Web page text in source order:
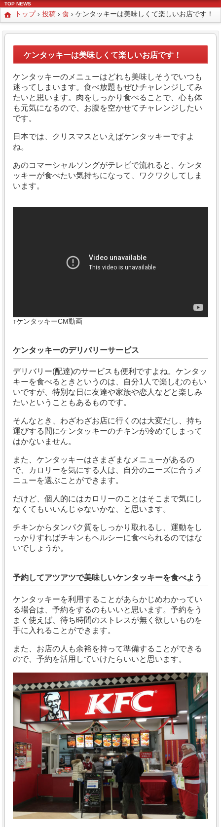
TOP NEWS
トップ› 投稿 › 食 › ケンタッキーは美味しくて楽しいお店です！
ケンタッキーは美味しくて楽しいお店です！
ケンタッキーのメニューはどれも美味しそうでいつも
迷ってしまいます。 食べ放題もぜひチャレンジしてみ
たいと思います。 肉をしっかり食べることで、心も体
も元気になるので、お腹を空かせてチャレンジしたい
です。
日本では、クリスマスといえばケンタッキーですよ
ね。
あのコマーシャルソングがテレビで流れると、ケンタ
ッキーが食べたい気持ちになって、ワクワクしてしま
います。
↑ケンタッキーCM動画
ケンタッキーのデリバリーサービス
デリバリー(配達)のサービスも便利ですよね。 ケンタッ
キーを食べるときというのは、自分1人で楽しむのもい
いですが、 特別な日に友達や家族や恋人などと楽しみ
たいということもあるものです。
そんなとき、わざわざお店に行くのは大変だし、持ち
運びする間にケンタッキーのチキンが冷めてしまって
はかないません。
また、ケンタッキーはさまざまなメニューがあるの
で、カロリーを気にする人は、自分のニーズに合うメ
ニューを選ぶことができます。
だけど、個人的にはカロリーのことはそこまで気にし
なくてもいいんじゃないかな、と思います。
チキンからタンパク質をしっかり取れるし、運動をし
っかりすればチキンもヘルシーに食べられるのではな
いでしょうか。
予約してアツアツで美味しいケンタッキーを食べよう
ケンタッキーを利用することがあらかじめわかってい
る場合は、予約をするのもいいと思います。 予約をう
まく使えば、待ち時間のストレスが無く欲しいものを
手に入れることができます。
また、お店の人も余裕を持って準備することができる
ので、予約を活用していけたらいいと思います。